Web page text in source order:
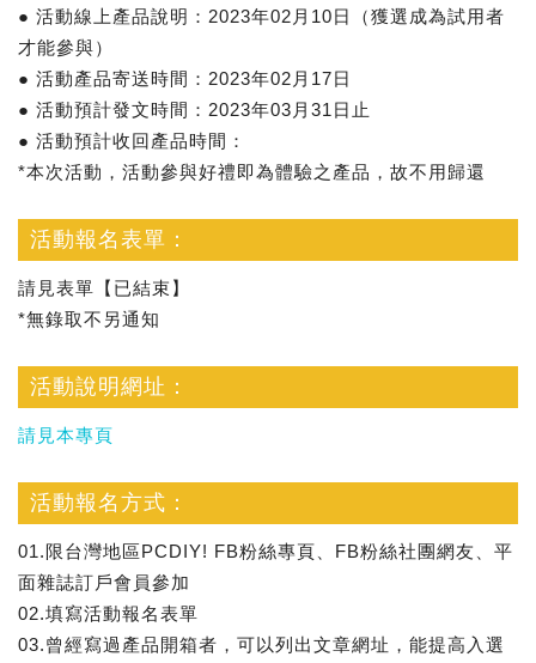
● 活動線上產品說明：2023年02月10日（獲選成為試用者
才能參與）
● 活動產品寄送時間：2023年02月17日
● 活動預計發文時間：2023年03月31日止
● 活動預計收回產品時間：
*本次活動，活動參與好禮即為體驗之產品，故不用歸還
活動報名表單：
請見表單【已結束】
*無錄取不另通知
活動說明網址：
請見本專頁
活動報名方式：
01.限台灣地區PCDIY! FB粉絲專頁、FB粉絲社團網友、平
面雜誌訂戶會員參加
02.填寫活動報名表單
03.曾經寫過產品開箱者，可以列出文章網址，能提高入選